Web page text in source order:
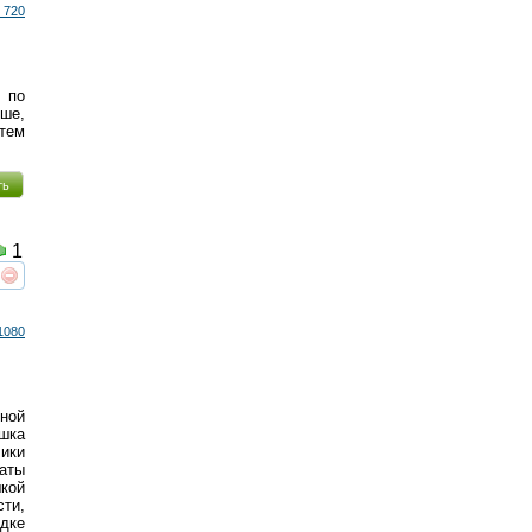
720
по
интересует
1